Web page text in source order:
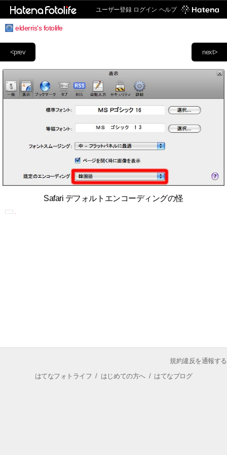
ユーザー登録 ログイン ヘルプ
elderris's fotolife
next>
<prev
Safari デフォルトエンコーディングの怪
規約違反を通報する
はてなフォトライフ / はじめての方へ/ はてなブログ